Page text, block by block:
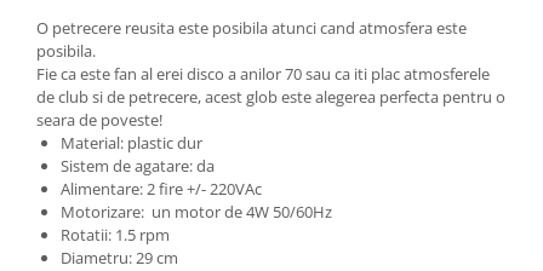
Mori cereale si furaje
ELECTRONICE
Baterii telefoane
Baterii si acumulatori
Stative
Cantare electronice comerciale
Casti audio telefoane
O petrecere reusita este posibila atunci cand atmosfera este
posibila.
Fie ca este fan al erei disco a anilor 70 sau ca iti plac atmosferele
de club si de petrecere, acest glob este alegerea perfecta pentru o
seara de poveste!
Material: plastic dur
Sistem de agatare: da
Alimentare: 2 fire +/- 220VAc
Motorizare: un motor de 4W 50/60Hz
Rotatii: 1.5 rpm
Diametru: 29 cm